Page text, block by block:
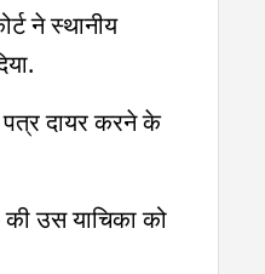
ने स्थानीय
दायर करने के
उस याचिका को